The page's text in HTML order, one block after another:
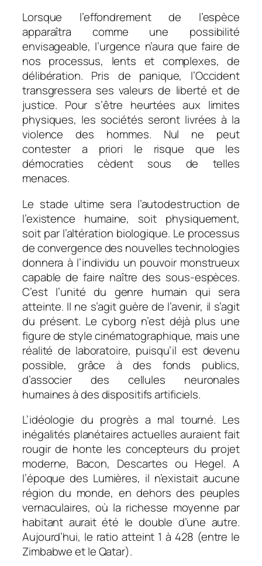
Lorsque l’effondrement de l’espèce
apparaîtra comme une possibilité
envisageable, l’urgence n’aura que faire de
nos processus, lents et complexes, de
délibération. Pris de panique, l’Occident
transgressera ses valeurs de liberté et de
justice. Pour s’être heurtées aux limites
physiques, les sociétés seront livrées à la
violence des hommes. Nul ne peut
contester a priori le risque que les
démocraties cèdent sous de telles
menaces.
Le stade ultime sera l’autodestruction de
l’existence humaine, soit physiquement,
soit par l’altération biologique. Le processus
de convergence des nouvelles technologies
donnera à l’individu un pouvoir monstrueux
capable de faire naître des sous-espèces.
C’est l’unité du genre humain qui sera
atteinte. Il ne s’agit guère de l’avenir, il s’agit
du présent. Le cyborg n’est déjà plus une
figure de style cinématographique, mais une
réalité de laboratoire, puisqu’il est devenu
possible, grâce à des fonds publics,
d’associer des cellules neuronales
humaines à des dispositifs artificiels.
L’idéologie du progrès a mal tourné. Les
inégalités planétaires actuelles auraient fait
rougir de honte les concepteurs du projet
moderne, Bacon, Descartes ou Hegel. A
l’époque des Lumières, il n’existait aucune
région du monde, en dehors des peuples
vernaculaires, où la richesse moyenne par
habitant aurait été le double d’une autre.
Aujourd’hui, le ratio atteint 1 à 428 (entre le
Zimbabwe et le Qatar).